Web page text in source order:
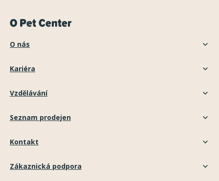
O Pet Center
O nás
Kariéra
Vzdělávání
Seznam prodejen
Kontakt
Zákaznická podpora